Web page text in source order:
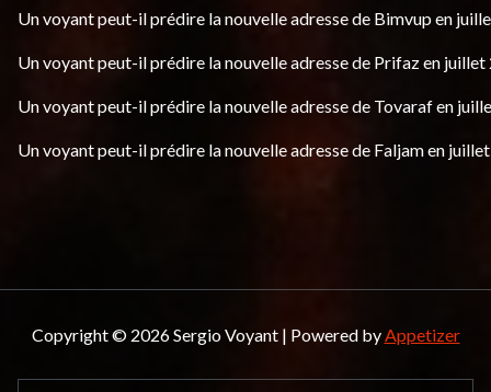
Un voyant peut-il prédire la nouvelle adresse de Bimvup en
Un voyant peut-il prédire la nouvelle adresse de Prifaz en juillet
Un voyant peut-il prédire la nouvelle adresse de Tovaraf en
Un voyant peut-il prédire la nouvelle adresse de Faljam en
Copyright © 2026 Sergio Voyant | Powered byAppetizer